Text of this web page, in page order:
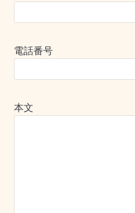
電話番号
本文